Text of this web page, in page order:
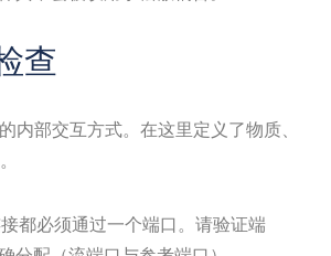
查
内部交互方式。在这里定义了物质、
都必须通过一个端口。请验证端